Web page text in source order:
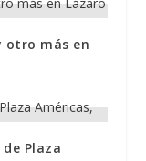
otro más en
Plaza